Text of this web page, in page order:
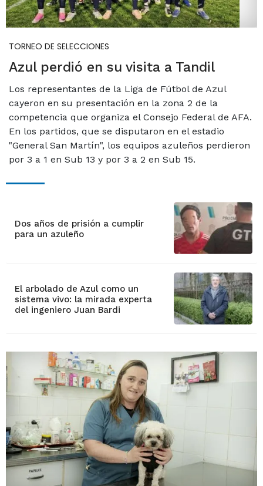
TORNEO DE SELECCIONES
Azul perdió en su visita a Tandil
Los representantes de la Liga de Fútbol de Azul
cayeron en su presentación en la zona 2 de la
competencia que organiza el Consejo Federal de AFA.
En los partidos, que se disputaron en el estadio
"General San Martín", los equipos azuleños perdieron
por 3 a 1 en Sub 13 y por 3 a 2 en Sub 15.
Dos años de prisión a cumplir
para un azuleño
El arbolado de Azul como un
sistema vivo: la mirada experta
del ingeniero Juan Bardi